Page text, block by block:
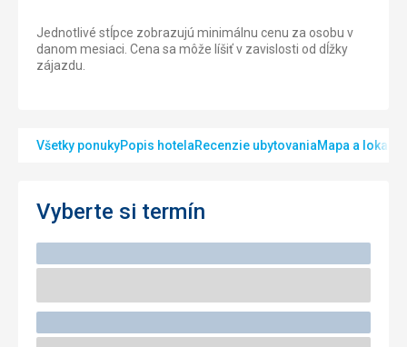
Jednotlivé stĺpce zobrazujú minimálnu cenu za osobu v
danom mesiaci. Cena sa môže líšiť v zavislosti od dĺžky
zájazdu.
Všetky ponukyPopis hotelaRecenzie ubytovaniaMapa a lokalita
Vyberte si termín